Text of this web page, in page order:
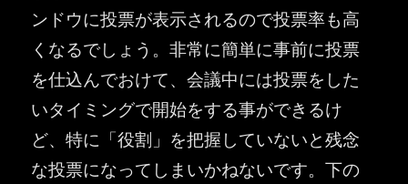
ンドウに投票が表示されるので投票率も高
くなるでしょう。非常に簡単に事前に投票
を仕込んでおけて、会議中には投票をした
いタイミングで開始をする事ができるけ
ど、特に「役割」を把握していないと残念
な投票になってしまいかねないです。下の